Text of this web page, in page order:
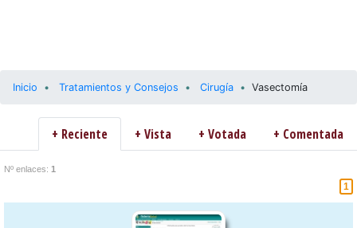
Inicio Tratamientos y Consejos Cirugía Vasectomía
+ Reciente + Vista + Votada + Comentada
Nº enlaces: 1
1